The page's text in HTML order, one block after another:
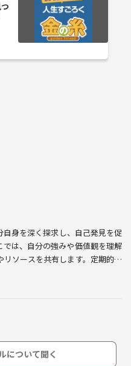
自身を深く探求し、自己発見を促
は、自分の強みや価値観を理解
ソースを共有します。定期的に
共感と学びの場を提供します。
とで、より意味のある人生の実
について聞く